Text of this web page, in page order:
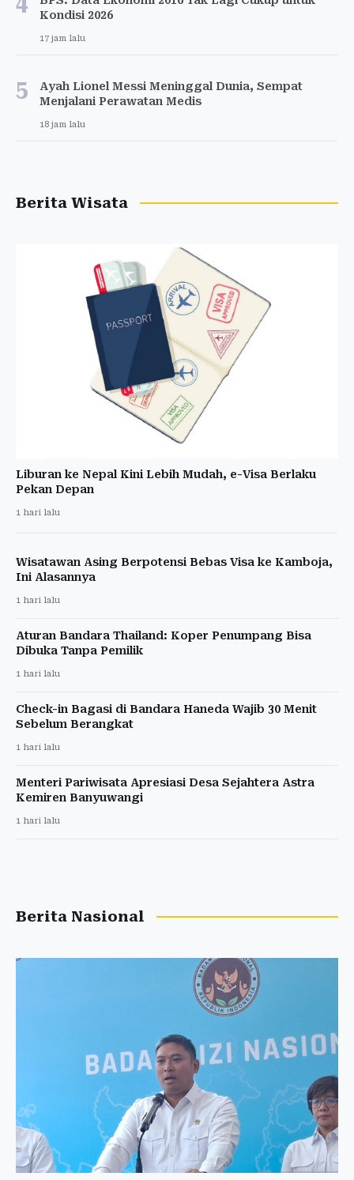
Kondisi 2026
17 jam lalu
5
Ayah Lionel Messi Meninggal Dunia, Sempat
Menjalani Perawatan Medis
18 jam lalu
Berita Wisata
Liburan ke Nepal Kini Lebih Mudah, e-Visa Berlaku
Pekan Depan
1 hari lalu
Wisatawan Asing Berpotensi Bebas Visa ke Kamboja,
Ini Alasannya
1 hari lalu
Aturan Bandara Thailand: Koper Penumpang Bisa
Dibuka Tanpa Pemilik
1 hari lalu
Check-in Bagasi di Bandara Haneda Wajib 30 Menit
Sebelum Berangkat
1 hari lalu
Menteri Pariwisata Apresiasi Desa Sejahtera Astra
Kemiren Banyuwangi
1 hari lalu
Berita Nasional